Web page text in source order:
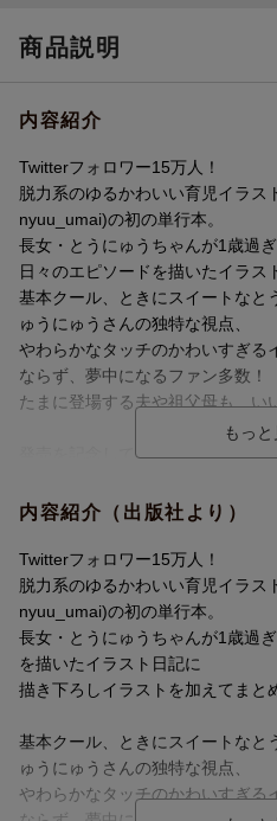
商品説明
内容紹介
Twitterフォロワー15万人！
脱力系のゆるかわいい育児イラ
nyuu_umai)の初の単行本。
長女・とうにゅうちゃんが1歳過
日々のエピソードを描いたイラス
基本クール、ときにスイートなと
ゅうにゅうさんの独特な視点、
やわらかなタッチのかわいすぎる
ならず、夢中になるファン多数！
たまに登場する夫や祖父母も、い
発売を記念して、コミックサイト
はじめに
第1章 子どもの攻撃意外とむち
第2章 実家にあと100泊したい
第3章 寝かしつけっていつまで
第4章 いろんなことがチョコ次第
第5章 初恋が早すぎないか？
おわりに
内容紹介（出版社より）
Twitterフォロワー15万人！
脱力系のゆるかわいい育児イラ
nyuu_umai)の初の単行本。
長女・とうにゅうちゃんが1歳過
を描いたイラスト日記に
描き下ろしイラストを加えてまと
基本クール、ときにスイートなと
ゅうにゅうさんの独特な視点、
やわらかなタッチのかわいすぎる